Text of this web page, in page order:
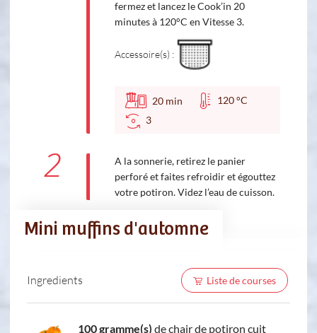
fermez et lancez le Cook’in 20
minutes à 120°C en Vitesse 3.
Accessoire(s) :
20 min
120 °C
3
2
A la sonnerie, retirez le panier
perforé et faites refroidir et égouttez
votre potiron. Videz l’eau de cuisson.
Mini muffins d'automne
Ingredients Liste de courses
100 gramme(s) de chair de potiron cuit